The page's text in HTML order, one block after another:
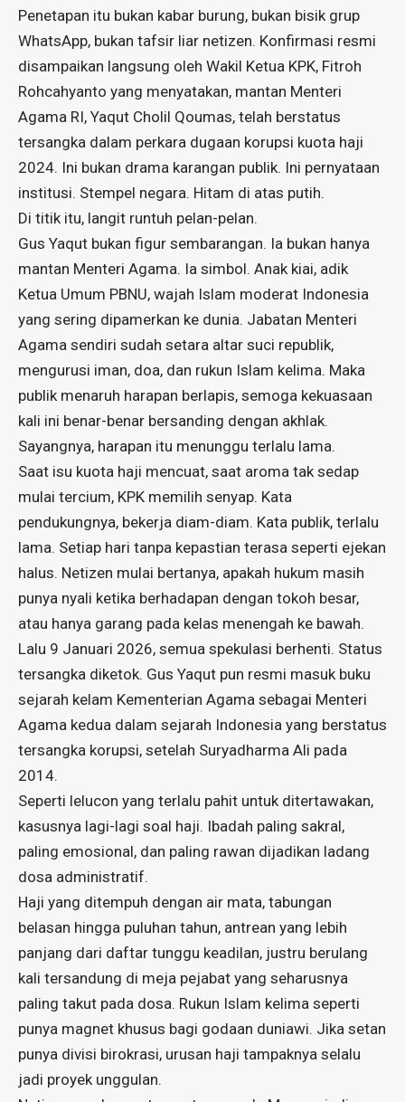
Penetapan itu bukan kabar burung, bukan bisik grup
WhatsApp, bukan tafsir liar netizen. Konfirmasi resmi
disampaikan langsung oleh Wakil Ketua KPK, Fitroh
Rohcahyanto yang menyatakan, mantan Menteri
Agama RI, Yaqut Cholil Qoumas, telah berstatus
tersangka dalam perkara dugaan korupsi kuota haji
2024. Ini bukan drama karangan publik. Ini pernyataan
institusi. Stempel negara. Hitam di atas putih.
Di titik itu, langit runtuh pelan-pelan.
Gus Yaqut bukan figur sembarangan. Ia bukan hanya
mantan Menteri Agama. Ia simbol. Anak kiai, adik
Ketua Umum PBNU, wajah Islam moderat Indonesia
yang sering dipamerkan ke dunia. Jabatan Menteri
Agama sendiri sudah setara altar suci republik,
mengurusi iman, doa, dan rukun Islam kelima. Maka
publik menaruh harapan berlapis, semoga kekuasaan
kali ini benar-benar bersanding dengan akhlak.
Sayangnya, harapan itu menunggu terlalu lama.
Saat isu kuota haji mencuat, saat aroma tak sedap
mulai tercium, KPK memilih senyap. Kata
pendukungnya, bekerja diam-diam. Kata publik, terlalu
lama. Setiap hari tanpa kepastian terasa seperti ejekan
halus. Netizen mulai bertanya, apakah hukum masih
punya nyali ketika berhadapan dengan tokoh besar,
atau hanya garang pada kelas menengah ke bawah.
Lalu 9 Januari 2026, semua spekulasi berhenti. Status
tersangka diketok. Gus Yaqut pun resmi masuk buku
sejarah kelam Kementerian Agama sebagai Menteri
Agama kedua dalam sejarah Indonesia yang berstatus
tersangka korupsi, setelah Suryadharma Ali pada
2014.
Seperti lelucon yang terlalu pahit untuk ditertawakan,
kasusnya lagi-lagi soal haji. Ibadah paling sakral,
paling emosional, dan paling rawan dijadikan ladang
dosa administratif.
Haji yang ditempuh dengan air mata, tabungan
belasan hingga puluhan tahun, antrean yang lebih
panjang dari daftar tunggu keadilan, justru berulang
kali tersandung di meja pejabat yang seharusnya
paling takut pada dosa. Rukun Islam kelima seperti
punya magnet khusus bagi godaan duniawi. Jika setan
punya divisi birokrasi, urusan haji tampaknya selalu
jadi proyek unggulan.